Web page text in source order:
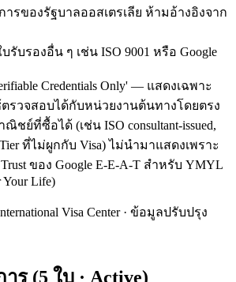
รของรัฐบาลออสเตรเลีย ห้ามอ้างอิงจาก
รับรองอื่น ๆ เช่น ISO 9001 หรือ Google
Credentials Only' — แสดงเฉพาะ
รวจสอบได้กับหน่วยงานต้นทางโดยตรง
ชย์ที่ซื้อได้ (เช่น ISO consultant-issued,
Tier ที่ไม่ผูกกับ Visa) ไม่นำมาแสดงเพราะ
ของ Google E-E-A-T สำหรับ YMYL
Your Life)
Visa Center · ข้อมูลปรับปรุง
ร (5 ใบ · Active)